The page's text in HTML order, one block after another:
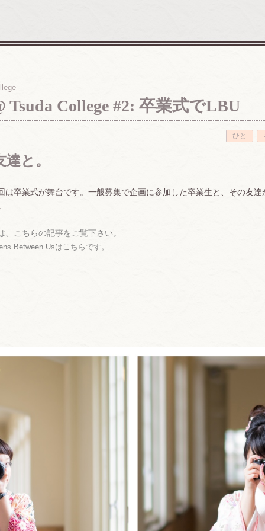
Tsuda College #2: 卒業式でLBU
ひと
と。
卒業式が舞台です。一般募集で企画に参加した卒業生と、その友
こちらの記事をご覧下さい。
Between Usはこちらです。